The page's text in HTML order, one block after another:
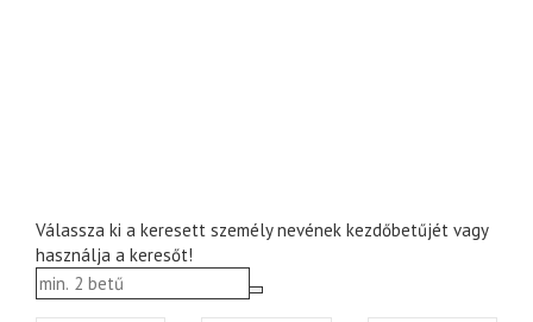
Válassza ki a keresett személy nevének kezdőbetűjét vagy
használja a keresőt!